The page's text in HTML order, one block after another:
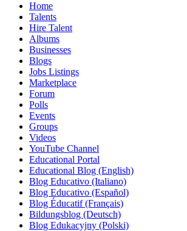
Home
Talents
Hire Talent
Albums
Businesses
Blogs
Jobs Listings
Marketplace
Forum
Polls
Events
Groups
Videos
YouTube Channel
Educational Portal
Educational Blog (English)
Blog Educativo (Italiano)
Blog Educativo (Español)
Blog Éducatif (Français)
Bildungsblog (Deutsch)
Blog Edukacyjny (Polski)